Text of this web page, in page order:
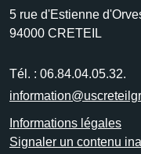
5 rue d'Estienne
94000 CRETEIL
Tél. : 06.84.04.05.32.
Informations légales
Signaler un contenu